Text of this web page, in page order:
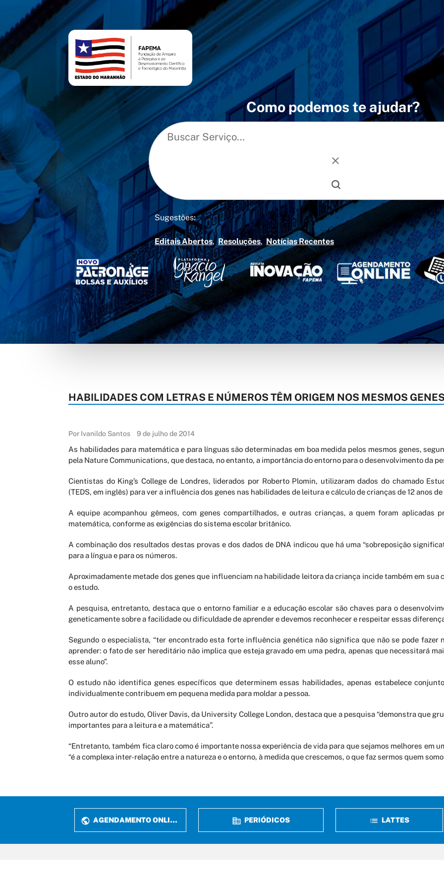
Como podemos te ajudar?
Sugestões:
Editais Abertos Resoluções Notícias Recentes
HABILIDADES COM LETRAS E NÚMEROS TÊM ORIGEM NOS MESMOS
Por Ivanildo Santos 9 de julho de 2014
As habilidades para matemática e para línguas são determinadas em boa medida pelos mesmos genes,
pela Nature Communications, que destaca, no entanto, a importância do entorno para o desenvolvimento da
Cientistas do King’s College de Londres, liderados por Roberto Plomin, utilizaram dados do chamado
(TEDS, em inglês) para ver a influência dos genes nas habilidades de leitura e cálculo de crianças de 12 anos
A equipe acompanhou gêmeos, com genes compartilhados, e outras crianças, a quem foram aplicadas
matemática, conforme as exigências do sistema escolar britânico.
A combinação dos resultados destas provas e dos dados de DNA indicou que há uma “sobreposição
para a língua e para os números.
Aproximadamente metade dos genes que influenciam na habilidade leitora da criança incide também em sua
o estudo.
A pesquisa, entretanto, destaca que o entorno familiar e a educação escolar são chaves para o
geneticamente sobre a facilidade ou dificuldade de aprender e devemos reconhecer e respeitar essas
Segundo o especialista, “ter encontrado esta forte influência genética não significa que não se pode fazer
aprender: o fato de ser hereditário não implica que esteja gravado em uma pedra, apenas que necessitará
esse aluno”.
O estudo não identifica genes específicos que determinem essas habilidades, apenas estabelece
individualmente contribuem em pequena medida para moldar a pessoa.
Outro autor do estudo, Oliver Davis, da University College London, destaca que a pesquisa “demonstra que
importantes para a leitura e a matemática”.
“Entretanto, também fica claro como é importante nossa experiência de vida para que sejamos melhores em
“é a complexa inter-relação entre a natureza e o entorno, à medida que crescemos, o que faz sermos quem
AGENDAMENTO ONLINE PERIÓDICOS LATTES